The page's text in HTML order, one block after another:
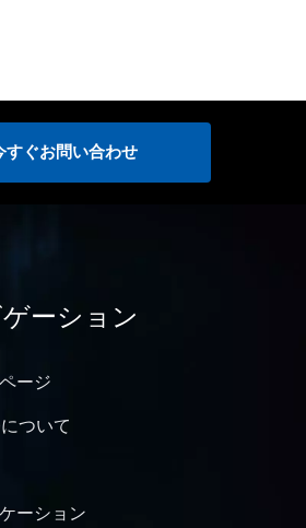
すぐお問い合わせ
ーション
ージ
ついて
ーション